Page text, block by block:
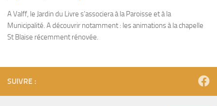
A Valff, le Jardin du Livre s’associera à la Paroisse et à la
Municipalité. A découvrir notamment : les animations à la chapelle
St Blaise récemment rénovée.
SUIVRE :